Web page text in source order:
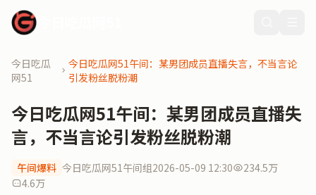
今日吃瓜
网51
今日吃瓜网51午间：某男团成员直播失言，不当言论
引发粉丝脱粉潮
今日吃瓜网51午间：某男团成员直播失
言，不当言论引发粉丝脱粉潮
午间爆料 今日吃瓜网51午间组2026-05-09 12:30
234.5万
4.6万